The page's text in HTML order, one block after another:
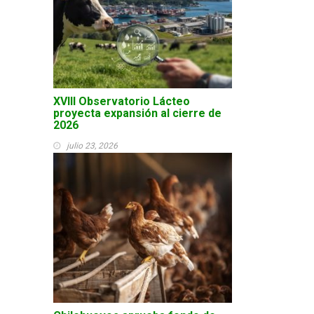
XVIII Observatorio Lácteo
proyecta expansión al cierre de
2026
julio 23, 2026